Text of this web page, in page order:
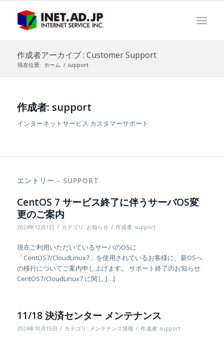
作成者アーカイブ : Customer Support
現在位置: ホーム / support
作成者: support
インターネットサービス カスタマーサポート
エントリー - SUPPORT
CentOS 7 サービス終了に伴うサーバOS変
更のご案内
2024年12月1日 / カテゴリ: お知らせ / 作成者: support
現在ご利用いただいているサーバのOSに
「CentOS7/CloudLinux7」を使用されているお客様に、新OSへ
の移行についてご案内申し上げます。 サポート終了のお知らせ
CentOS7/CloudLinux7 に関し […]
11/18 決済センター メンテナンス
2024年10月15日 / カテゴリ: メンテナンス情報 / 作成者: support